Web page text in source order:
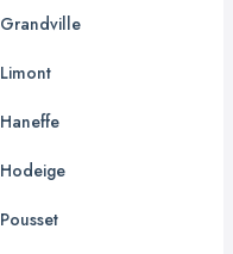
Grandville
Limont
Haneffe
Hodeige
Pousset